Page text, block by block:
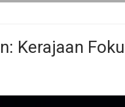
Kerajaan